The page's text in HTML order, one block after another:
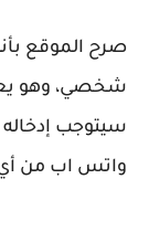
صرح الموقع
شخصي، وهو
سيتوجب
واتس اب من أي